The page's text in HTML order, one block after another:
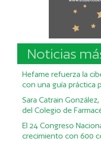
Noticias
Hefame refuerza la
con una guía práctica
Sara Catrain
del Colegio de
El 24 Congreso
crecimiento con 600